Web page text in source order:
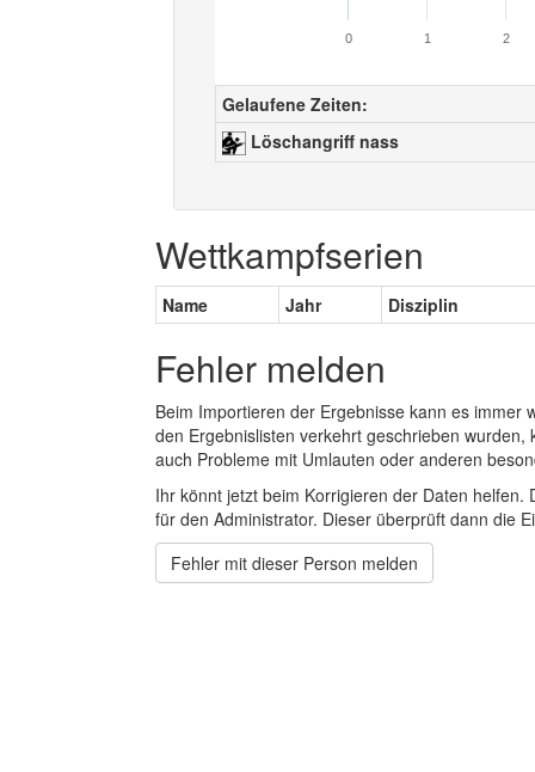
0 1 2
Gelaufene Zeiten:
Löschangriff nass
Wettkampfserien
Name Jahr Disziplin
Fehler melden
Beim Importieren der Ergebnisse kann es
den Ergebnislisten verkehrt geschrieben
auch Probleme mit Umlauten oder anderen
Ihr könnt jetzt beim Korrigieren der Daten
für den Administrator. Dieser überprüft dann die
Fehler mit dieser Person melden